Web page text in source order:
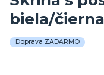
biela/
Doprava ZADARMO